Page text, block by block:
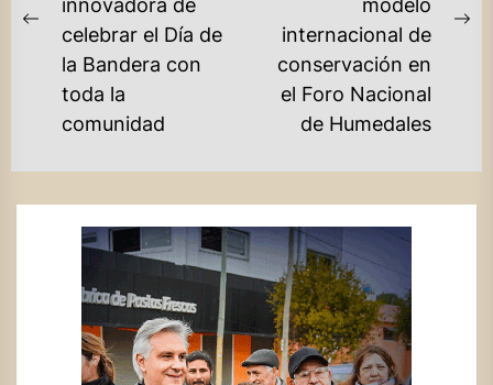
Previous
post:
innovadora de
celebrar el Día de
la Bandera con
toda la
comunidad
modelo
internacional de
conservación en
el Foro Nacional
de Humedales